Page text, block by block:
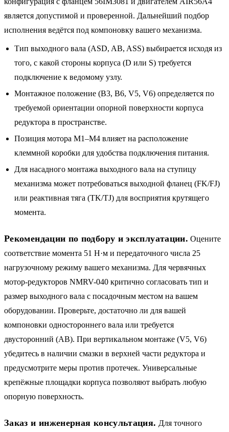
является допустимой и проверенной. Дальнейший подбор
исполнения ведётся под компоновку вашего механизма.
Тип выходного вала (ASD, AB, ASS) выбирается исходя из
того, с какой стороны корпуса (D или S) требуется
подключение к ведомому узлу.
Монтажное положение (B3, B6, V5, V6) определяется по
требуемой ориентации опорной поверхности корпуса
редуктора в пространстве.
Позиция мотора M1–M4 влияет на расположение
клеммной коробки для удобства подключения питания.
Для насадного монтажа выходного вала на ступицу
механизма может потребоваться выходной фланец (FK/FJ)
или реактивная тяга (TK/TJ) для восприятия крутящего
момента.
Рекомендации по подбору и эксплуатации. Оцените
соответствие момента 51 Н·м и передаточного числа 25
нагрузочному режиму вашего механизма. Для червячных
мотор-редукторов NMRV-040 критично согласовать тип и
размер выходного вала с посадочным местом на вашем
оборудовании. Проверьте, достаточно ли для вашей
компоновки одностороннего вала или требуется
двусторонний (AB). При вертикальном монтаже (V5, V6)
убедитесь в наличии смазки в верхней части редуктора и
предусмотрите меры против протечек. Универсальные
крепёжные площадки корпуса позволяют выбрать любую
опорную поверхность.
Заказ и инженерная консультация. Для точного